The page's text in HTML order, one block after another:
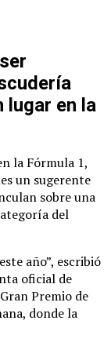
lugar en la
la Fórmula 1,
un sugerente
sobre una
del
año”, escribió
oficial de
Premio de
donde la